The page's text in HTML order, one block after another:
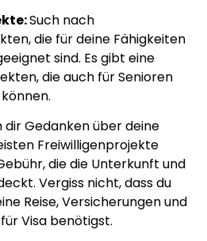
Such nach
die für deine Fähigkeiten
sind. Es gibt eine
die auch für Senioren
dir Gedanken über deine
Freiwilligenprojekte
die die Unterkunft und
Vergiss nicht, dass du
Reise, Versicherungen und
Visa benötigst.